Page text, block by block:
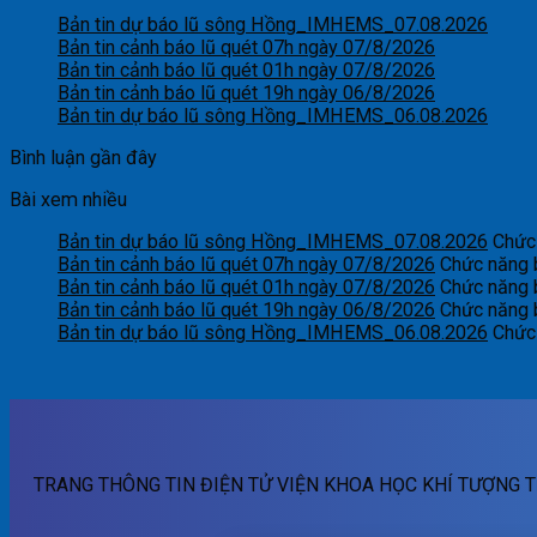
Bản tin dự báo lũ sông Hồng_IMHEMS_07.08.2026
Bản tin cảnh báo lũ quét 07h ngày 07/8/2026
Bản tin cảnh báo lũ quét 01h ngày 07/8/2026
Bản tin cảnh báo lũ quét 19h ngày 06/8/2026
Bản tin dự báo lũ sông Hồng_IMHEMS_06.08.2026
Bình luận gần đây
Bài xem nhiều
Bản tin dự báo lũ sông Hồng_IMHEMS_07.08.2026
Bản tin cảnh báo lũ quét 07h ngày 07/8/2026 Chức năng
Bản tin cảnh báo lũ quét 01h ngày 07/8/2026 Chức năng
Bản tin cảnh báo lũ quét 19h ngày 06/8/2026 Chức năng
Bản tin dự báo lũ sông Hồng_IMHEMS_06.08.2026
TRANG THÔNG TIN ĐIỆN TỬ VIỆN KHOA HỌC KHÍ TƯỢNG